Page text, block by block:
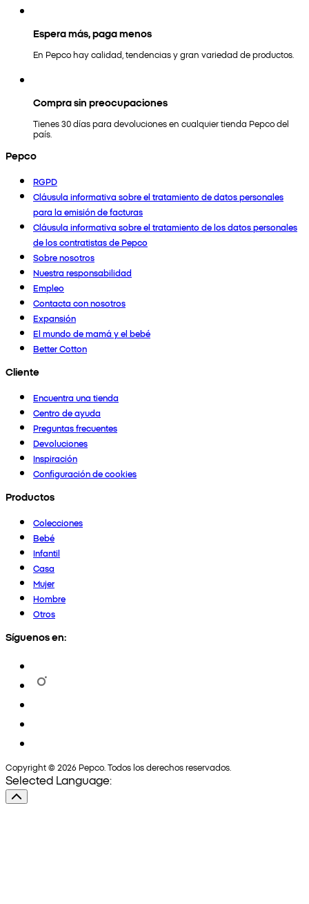
Espera más, paga menos
En Pepco hay calidad, tendencias y gran variedad de productos.
Compra sin preocupaciones
Tienes 30 días para devoluciones en cualquier tienda Pepco del
país.
Pepco
RGPD
Cláusula informativa sobre el tratamiento de datos personales
para la emisión de facturas
Cláusula informativa sobre el tratamiento de los datos personales
de los contratistas de Pepco
Sobre nosotros
Nuestra responsabilidad
Empleo
Contacta con nosotros
Expansión
El mundo de mamá y el bebé
Better Cotton
Cliente
Encuentra una tienda
Centro de ayuda
Preguntas frecuentes
Devoluciones
Inspiración
Configuración de cookies
Productos
Colecciones
Bebé
Infantil
Casa
Mujer
Hombre
Otros
Síguenos en:
Copyright © 2026 Pepco. Todos los derechos reservados.
Selected Language: